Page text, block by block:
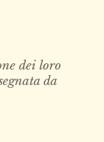
dei loro
da